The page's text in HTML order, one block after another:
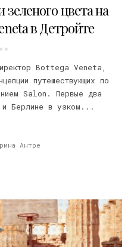
цвета на
в Детройте
Bottega Veneta,
путешествующих по
Salon. Первые два
и Берлине в узком...
Антре